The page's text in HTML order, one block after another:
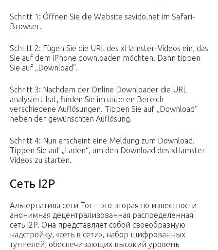
Schritt 1: Öffnen Sie die Website savido.net im Safari-
Browser.
Schritt 2: Fügen Sie die URL des xHamster-Videos ein, das
Sie auf dem iPhone downloaden möchten. Dann tippen
Sie auf „Download“.
Schritt 3: Nachdem der Online Downloader die URL
analysiert hat, finden Sie im unteren Bereich
verschiedene Auflösungen. Tippen Sie auf „Download“
neben der gewünschten Auflösung.
Schritt 4: Nun erscheint eine Meldung zum Download.
Tippen Sie auf „Laden“, um den Download des xHamster-
Videos zu starten.
Сеть I2P
Альтернатива сети Tor – это вторая по известности
анонимная децентрализованная распределённая
сеть I2P. Она представляет собой своеобразную
надстройку, «сеть в сети», набор шифрованных
туннелей, обеспечивающих высокий уровень